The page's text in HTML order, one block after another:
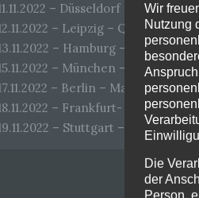
– Düsseldorf –
– Leipzig –
– Hamburg – Barclays
– München – Zenith
– Berlin – Max-
– Frankfurt- Festhalle
– Stuttgart – Porsche
Wir
Nutzung
Die
der
Person,